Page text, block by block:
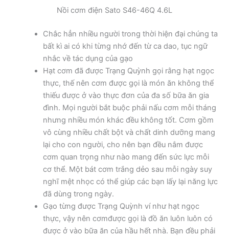
Nồi cơm điện Sato S46-46Q 4.6L
Chắc hẳn nhiều người trong thời hiện đại chúng ta
bất kì ai có khi từng nhớ đến từ ca dao, tục ngữ
nhắc về tác dụng của gạo
Hạt cơm đã được Trạng Quỳnh gọi rằng hạt ngọc
thực, thế nên cơm được gọi là món ăn không thể
thiếu được ở vào thực đơn của đa số bữa ăn gia
đình. Mọi người bắt buộc phải nấu cơm mỗi tháng
nhưng nhiều món khác đều không tốt. Cơm gồm
vô cùng nhiều chất bột và chất dinh dưỡng mang
lại cho con người, cho nên bạn đều nắm được
cơm quan trọng như nào mang đến sức lực mỗi
cơ thể. Một bát cơm trắng dẻo sau mỗi ngày suy
nghĩ mệt nhọc có thể giúp các bạn lấy lại năng lực
đã dùng trong ngày.
Gạo từng được Trạng Quỳnh ví như hạt ngọc
thực, vậy nên cơmđược gọi là đồ ăn luôn luôn có
được ở vào bữa ăn của hầu hết nhà. Bạn đều phải